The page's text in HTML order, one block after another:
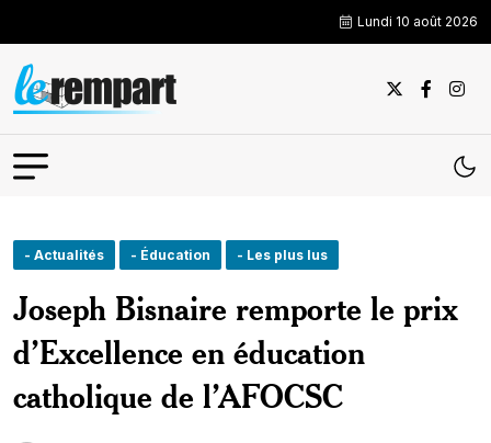
Lundi 10 août 2026
- Actualités - Éducation - Les plus lus
Joseph Bisnaire remporte le prix
d’Excellence en éducation
catholique de l’AFOCSC